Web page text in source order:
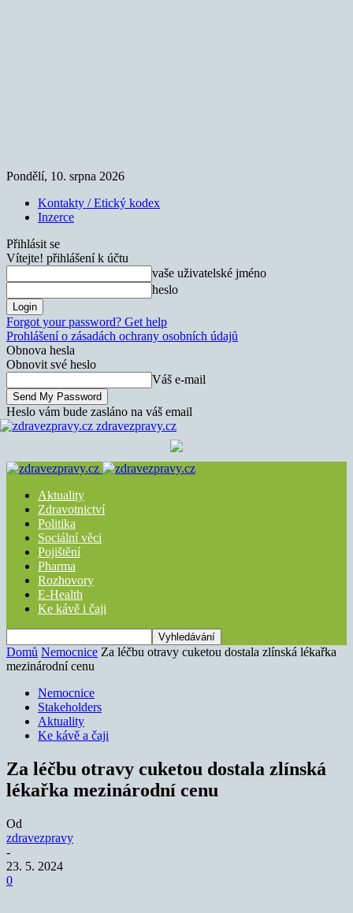
Pondělí, 10. srpna 2026
Kontakty / Etický kodex
Inzerce
Přihlásit se
Vítejte! přihlášení k účtu
vaše uživatelské jméno
heslo
Forgot your password? Get help
Prohlášení o zásadách ochrany osobních údajů
Obnova hesla
Obnovit své heslo
Váš e-mail
Heslo vám bude zasláno na váš email
zdravezpravy.cz
Aktuality
Zdravotnictví
Politika
Sociální věci
Pojištění
Pharma
Rozhovory
E-Health
Ke kávě i čaji
Domů Nemocnice Za léčbu otravy cuketou dostala zlínská lékařka
mezinárodní cenu
Nemocnice
Stakeholders
Aktuality
Ke kávě a čaji
Za léčbu otravy cuketou dostala zlínská
lékařka mezinárodní cenu
Od
zdravezpravy
-
23. 5. 2024
0